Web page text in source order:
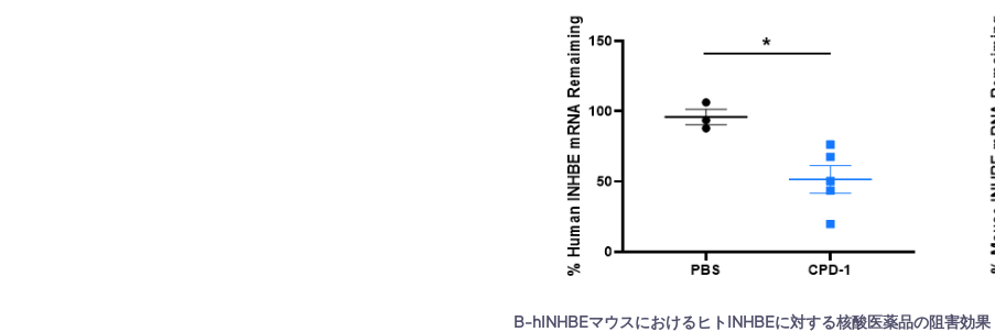
B-hINHBEマウスにおけるヒトINHBEに対する核酸医薬品の阻害効